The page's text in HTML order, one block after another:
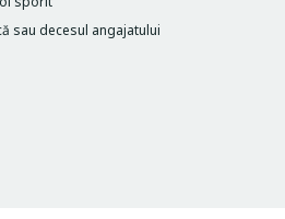
sau decesul angajatului